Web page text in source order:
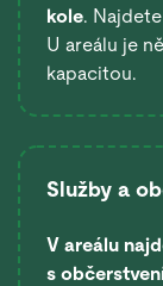
kole.
U areálu je
kapacitou.
Služby a
V areálu
s